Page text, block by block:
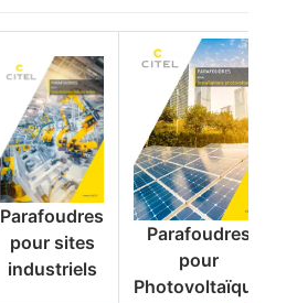
Parafoudres
pour sites
industriels
Parafoudres
pour
Photovoltaïque